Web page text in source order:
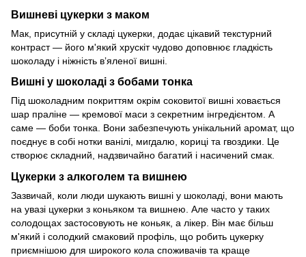
Вишневі цукерки з маком
Мак, присутній у складі цукерки, додає цікавий текстурний
контраст — його м'який хрускіт чудово доповнює гладкість
шоколаду і ніжність вʼяленої вишні.
Вишні у шоколаді з бобами тонка
Під шоколадним покриттям окрім соковитої вишні ховається
шар праліне — кремової маси з секретним інгредієнтом. А
саме — боби тонка. Вони забезпечують унікальний аромат, що
поєднує в собі нотки ванілі, мигдалю, кориці та гвоздики. Це
створює складний, надзвичайно багатий і насичений смак.
Цукерки з алкоголем та вишнею
Зазвичай, коли люди шукають вишні у шоколаді, вони мають
на увазі цукерки з коньяком та вишнею. Але часто у таких
солодощах застосовують не коньяк, а лікер. Він має більш
м'який і солодкий смаковий профіль, що робить цукерку
приємнішою для широкого кола споживачів та краще